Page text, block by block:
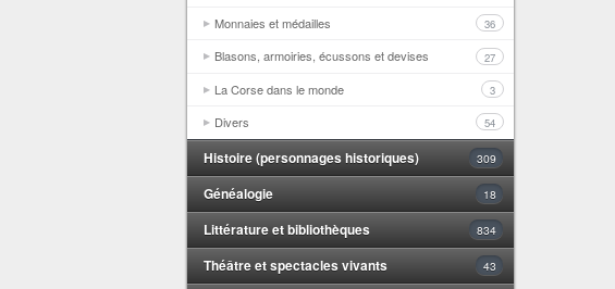
Monnaies et médailles 36
Blasons, armoiries, écussons et devises 27
La Corse dans le monde 3
Divers 54
Histoire (personnages historiques) 309
Généalogie 18
Littérature et bibliothèques 834
Théâtre et spectacles vivants 43